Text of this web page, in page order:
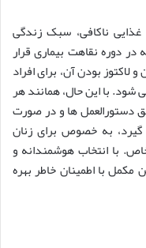
ناکافی، سبک زندگی
در دوره نقاهت بیماری قرار
بودن آن، برای افراد
با این حال، همانند هر
دستورالعمل ها و در صورت
به خصوص برای زنان
با انتخاب هوشمندانه و
مکمل با اطمینان خاطر بهره